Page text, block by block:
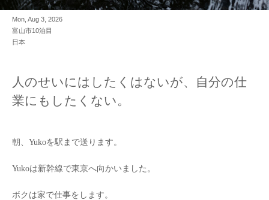
Mon, Aug 3, 2026
富山市10泊目
日本
人のせいにはしたくはないが、自分の仕
業にもしたくない。
朝、Yukoを駅まで送ります。
Yukoは新幹線で東京へ向かいました。
ボクは家で仕事をします。